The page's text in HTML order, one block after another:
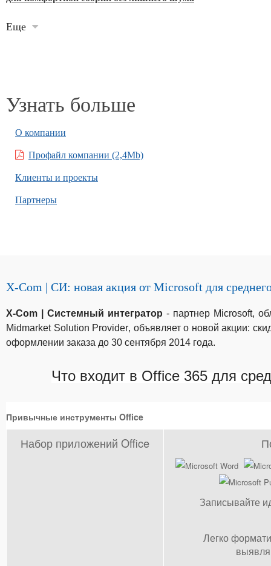
Еще
Узнать больше
О компании
Профайл компании (2,4Mb)
Клиенты и проекты
Партнеры
X-Com | СИ: новая акция от Microsoft для
X-Com | Системный интегратор - партнер Microsoft,
Midmarket Solution Provider, объявляет о новой акции:
оформлении заказа до 30 сентября 2014 года.
Что входит в Office 365 для
Привычные инструменты Office
Набор приложений Office
Записывайте
Легко